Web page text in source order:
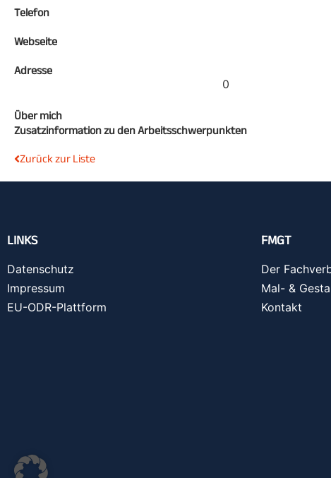
Telefon
Webseite
Adresse
0
Über mich
Zusatzinformation zu den Arbeitsschwerpunkten
Zurück zur Liste
LINKS
Datenschutz
Impressum
EU-ODR-Plattform
FMGT
Der
Mal- &
Kontakt